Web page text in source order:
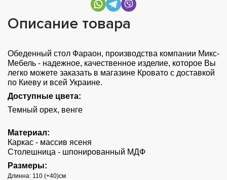
Описание товара
Обеденный стол Фараон, производства компании Микс-
Мебель - надежное, качественное изделие, которое Вы
легко можете заказать в магазине Кровато с доставкой
по Киеву и всей Украине.
Доступные цвета:
Темный орех, венге
Материал:
Каркас - массив ясеня
Столешница - шпонированный МДФ
Размеры:
Длинна: 110 (+40)см